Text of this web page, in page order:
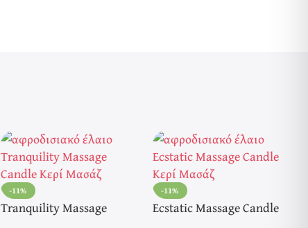
-11%
Tranquility Massage
-11%
Ecstatic Massage Candle